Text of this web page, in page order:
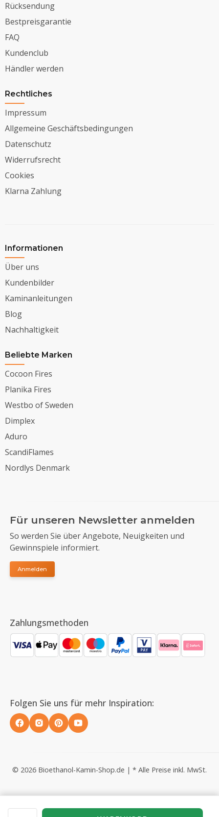
Rücksendung
Bestpreisgarantie
FAQ
Kundenclub
Händler werden
Rechtliches
Impressum
Allgemeine Geschäftsbedingungen
Datenschutz
Widerrufsrecht
Cookies
Klarna Zahlung
Informationen
Über uns
Kundenbilder
Kaminanleitungen
Blog
Nachhaltigkeit
Beliebte Marken
Cocoon Fires
Planika Fires
Westbo of Sweden
Dimplex
Aduro
ScandiFlames
Nordlys Denmark
Für unseren Newsletter anmelden
So werden Sie über Angebote, Neuigkeiten und
Gewinnspiele informiert.
Anmelden
Zahlungsmethoden
Folgen Sie uns für mehr Inspiration:
© 2026 Bioethanol-Kamin-Shop.de | * Alle Preise inkl. MwSt.